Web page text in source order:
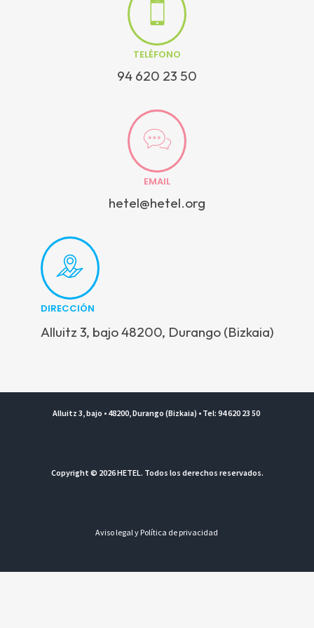
TELÉFONO
94 620 23 50
EMAIL
hetel@hetel.org
DIRECCIÓN
Alluitz 3, bajo 48200, Durango (Bizkaia)
Alluitz 3, bajo • 48200, Durango (Bizkaia) • Tel: 94 620 23 50
Copyright © 2026 HETEL. Todos los derechos reservados.
Aviso legal y Política de privacidad